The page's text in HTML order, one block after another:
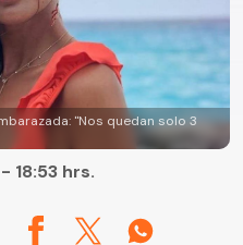
"Nos quedan solo 3
18:53 hrs.